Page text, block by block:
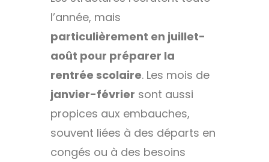
l’année, mais
particulièrement en juillet-
août pour préparer la
rentrée scolaire. Les mois de
janvier-février sont aussi
propices aux embauches,
souvent liées à des départs en
congés ou à des besoins